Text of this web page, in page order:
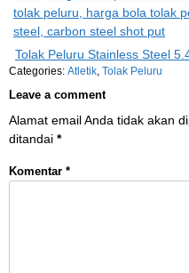
Tolak Peluru Stainless Steel
Categories: Atletik Tolak Peluru
Leave a comment
Alamat email Anda tidak akan
ditandai *
Komentar *